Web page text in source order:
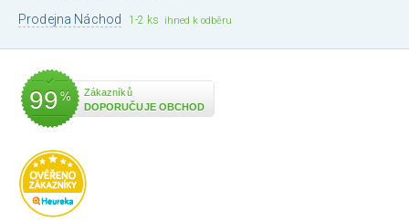
Prodejna Náchod 1-2 ks ihned k odběru
99 %
Zákazníků
DOPORUČUJE OBCHOD